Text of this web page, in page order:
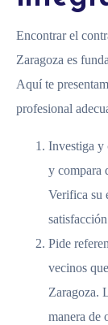
Encontrar el
Zaragoza es
Aquí te
profesional
Investiga y
y compara
Verifica su
Pide
vecinos
Zaragoza.
manera de